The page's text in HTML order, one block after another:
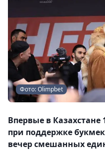
Фото: Olimpbet
Впервые в
при поддержке
вечер смешанных